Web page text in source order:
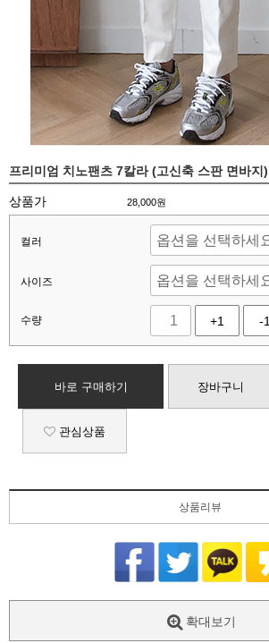
프리미엄 치노팬츠 7칼라 (고신축 스판 면바지)
상품가 28,000원
컬러
사이즈
수량 +1 -1
바로 구매하기 장바구니
관심상품
상품리뷰
확대보기